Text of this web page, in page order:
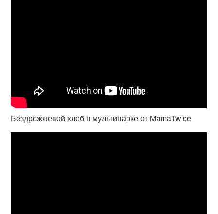
Бездрожжевой хлеб в мультиварке от MamaTwice